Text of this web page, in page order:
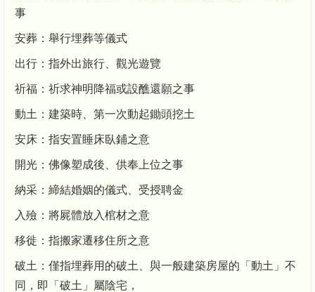
事
安葬：舉行埋葬等儀式
出行：指外出旅行、觀光遊覽
祈福：祈求神明降福或設醮還願之事
動土：建築時、第一次動起鋤頭挖土
安床：指安置睡床臥鋪之意
開光：佛像塑成後、供奉上位之事
納采：締結婚姻的儀式、受授聘金
入殮：將屍體放入棺材之意
移徙：指搬家遷移住所之意
破土：僅指埋葬用的破土、與一般建築房屋的「動土」不
同，即「破土」屬陰宅，